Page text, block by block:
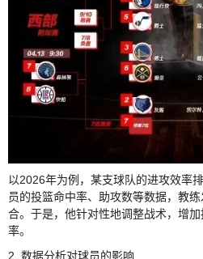
以2026年为例，某支球队的进攻效率
员的投篮命中率、助攻数等数据，教
合。于是，他针对性地调整战术，增
率。
2. 数据分析对球员的影响